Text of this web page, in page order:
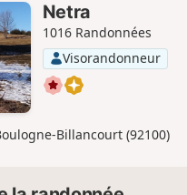
Netra
1016 Randonnées
Visorandonneur
Billancourt (92100)